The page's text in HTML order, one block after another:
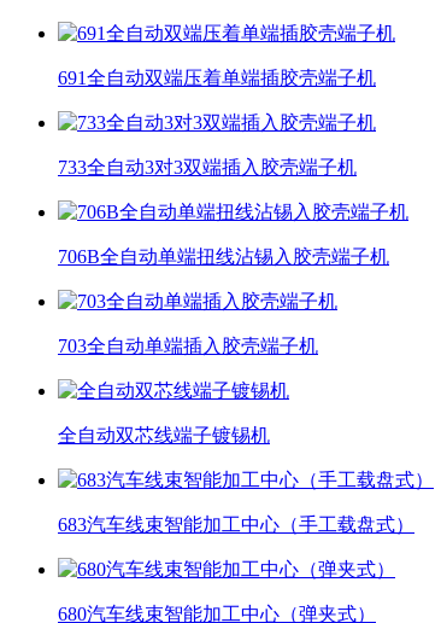
691全自动双端压着单端插胶壳端子机
733全自动3对3双端插入胶壳端子机
706B全自动单端扭线沾锡入胶壳端子机
703全自动单端插入胶壳端子机
全自动双芯线端子镀锡机
683汽车线束智能加工中心（手工载盘式）
680汽车线束智能加工中心（弹夹式）